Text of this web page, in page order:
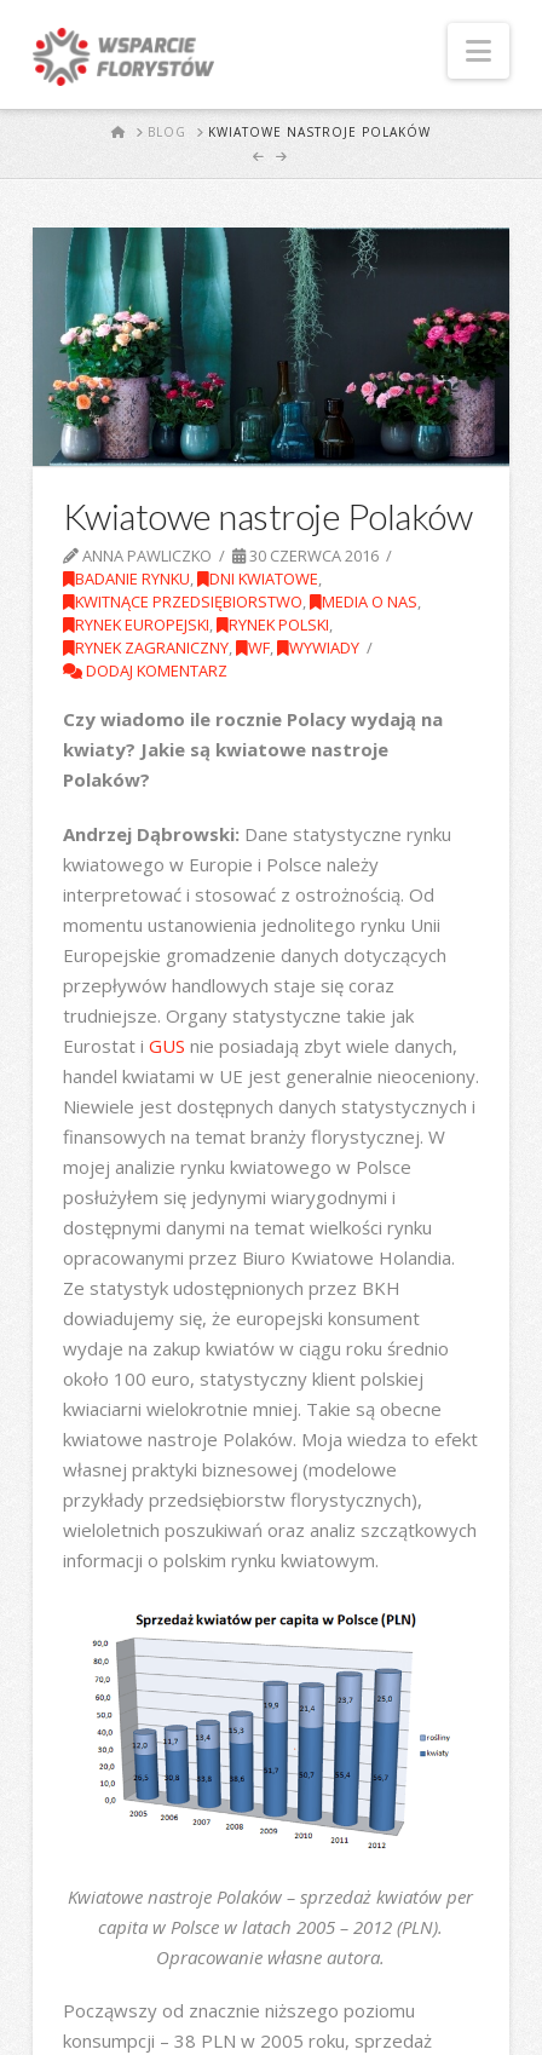
STARTBLOG KWIATOWE NASTROJE POLAKÓW
Kwiatowe nastroje Polaków
ANNA PAWLICZKO
30 CZERWCA 2016
BADANIE RYNKU, DNI KWIATOWE,
KWITNĄCE PRZEDSIĘBIORSTWO, MEDIA O NAS,
RYNEK EUROPEJSKI, RYNEK POLSKI,
RYNEK ZAGRANICZNY, WF,
WYWIADY
DODAJ KOMENTARZ
Czy wiadomo ile rocznie Polacy wydają na
kwiaty? Jakie są kwiatowe nastroje
Polaków?
Andrzej Dąbrowski: Dane statystyczne rynku
kwiatowego w Europie i Polsce należy
interpretować i stosować z ostrożnością. Od
momentu ustanowienia jednolitego rynku Unii
Europejskie gromadzenie danych dotyczących
przepływów handlowych staje się coraz
trudniejsze. Organy statystyczne takie jak
Eurostat i GUS nie posiadają zbyt wiele danych,
handel kwiatami w UE jest generalnie nieoceniony.
Niewiele jest dostępnych danych statystycznych i
finansowych na temat branży florystycznej. W
mojej analizie rynku kwiatowego w Polsce
posłużyłem się jedynymi wiarygodnymi i
dostępnymi danymi na temat wielkości rynku
opracowanymi przez Biuro Kwiatowe Holandia.
Ze statystyk udostępnionych przez BKH
dowiadujemy się, że europejski konsument
wydaje na zakup kwiatów w ciągu roku średnio
około 100 euro, statystyczny klient polskiej
kwiaciarni wielokrotnie mniej. Takie są obecne
kwiatowe nastroje Polaków. Moja wiedza to efekt
własnej praktyki biznesowej (modelowe
przykłady przedsiębiorstw florystycznych),
wieloletnich poszukiwań oraz analiz szczątkowych
informacji o polskim rynku kwiatowym.
Kwiatowe nastroje Polaków – sprzedaż kwiatów per
capita w Polsce w latach 2005 – 2012 (PLN).
Opracowanie własne autora.
Począwszy od znacznie niższego poziomu
konsumpcji – 38 PLN w 2005 roku, sprzedaż